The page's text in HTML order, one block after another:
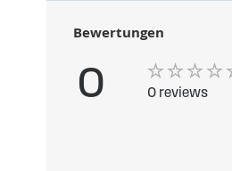
Bewertungen
0 0 reviews